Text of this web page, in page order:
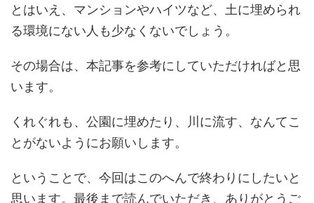
とはいえ、マンションやハイツなど、土に埋められ
る環境にない人も少なくないでしょう。
その場合は、本記事を参考にしていただければと思
います。
くれぐれも、公園に埋めたり、川に流す、なんてこ
とがないようにお願いします。
ということで、今回はこのへんで終わりにしたいと
思います。最後まで読んでいただき、ありがとうご